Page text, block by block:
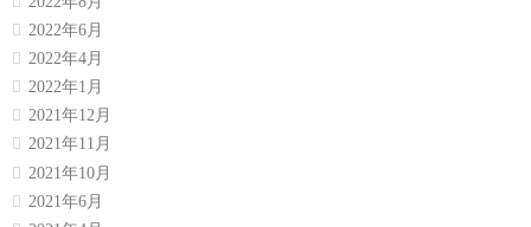
2022年6月
2022年4月
2022年1月
2021年12月
2021年11月
2021年10月
2021年6月